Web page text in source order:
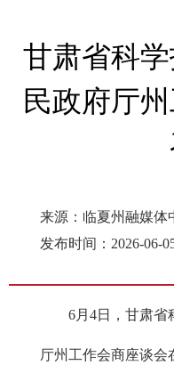
甘肃省科
民政府厅
来源：临夏州融媒体
发布时间：2026-06-
6月4日，甘肃省
厅州工作会商座谈会